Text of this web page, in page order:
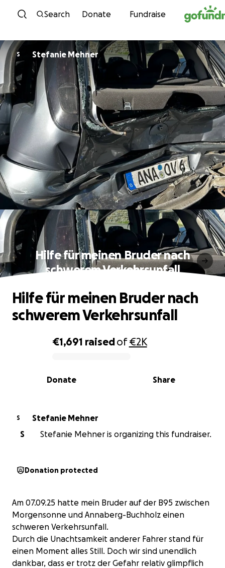
Skip to content
Search Donate Fundraise
S Stefanie Mehner
Hilfe für meinen Bruder nach
schwerem Verkehrsunfall
0% complete
€1,691 raisedof€2K
Share
Donate
Hilfe für meinen Bruder nach
schwerem Verkehrsunfall
S
Stefanie Mehner
S
Stefanie Mehner is organizing this fundraiser.
Donation protected
Am 07.09.25 hatte mein Bruder auf der B95 zwischen
Morgensonne und Annaberg-Buchholz einen
schweren Verkehrsunfall.
Durch die Unachtsamkeit anderer Fahrer stand für
einen Moment alles Still. Doch wir sind unendlich
dankbar, dass er trotz der Gefahr relativ glimpflich